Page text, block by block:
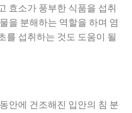
효소가 풍부한 식품을 섭취
을 분해하는 역할을 하며 염
를 섭취하는 것도 도움이 될
안에 건조해진 입안의 침 분